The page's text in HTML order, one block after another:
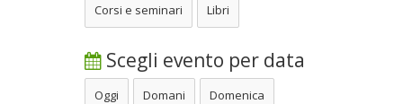
Corsi e seminari Libri
Scegli evento per data
Oggi Domani Domenica